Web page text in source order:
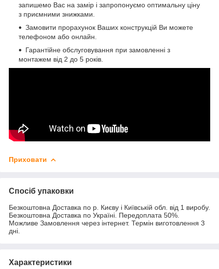
запишемо Вас на замір і запропонуємо оптимальну ціну
з приємними знижками.
Замовити прорахунок Ваших конструкцій Ви можете
телефоном або онлайн.
Гарантійне обслуговування при замовленні з
монтажем від 2 до 5 років.
Приховати
Спосіб упаковки
Безкоштовна Доставка по р. Києву і Київській обл. від 1 виробу.
Безкоштовна Доставка по Україні. Передоплата 50%.
Можливе Замовлення через інтернет. Термін виготовлення 3
дні.
Характеристики